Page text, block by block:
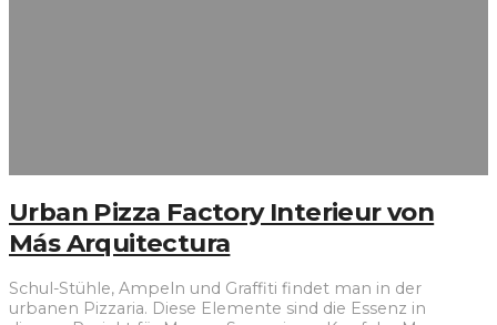
Urban Pizza Factory Interieur von
Más Arquitectura
Schul-Stühle, Ampeln und Graffiti findet man in der
urbanen Pizzaria. Diese Elemente sind die Essenz in